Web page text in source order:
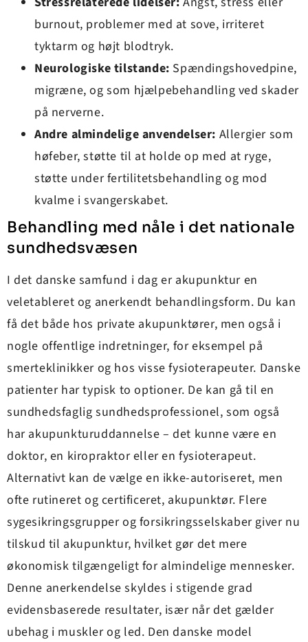
burnout, problemer med at sove, irriteret
tyktarm og højt blodtryk.
Neurologiske tilstande: Spændingshovedpine,
migræne, og som hjælpebehandling ved skader
på nerverne.
Andre almindelige anvendelser: Allergier som
høfeber, støtte til at holde op med at ryge,
støtte under fertilitetsbehandling og mod
kvalme i svangerskabet.
Behandling med nåle i det nationale
sundhedsvæsen
I det danske samfund i dag er akupunktur en
veletableret og anerkendt behandlingsform. Du kan
få det både hos private akupunktører, men også i
nogle offentlige indretninger, for eksempel på
smerteklinikker og hos visse fysioterapeuter. Danske
patienter har typisk to optioner. De kan gå til en
sundhedsfaglig sundhedsprofessionel, som også
har akupunkturuddannelse – det kunne være en
doktor, en kiropraktor eller en fysioterapeut.
Alternativt kan de vælge en ikke-autoriseret, men
ofte rutineret og certificeret, akupunktør. Flere
sygesikringsgrupper og forsikringsselskaber giver nu
tilskud til akupunktur, hvilket gør det mere
økonomisk tilgængeligt for almindelige mennesker.
Denne anerkendelse skyldes i stigende grad
evidensbaserede resultater, især når det gælder
ubehag i muskler og led. Den danske model